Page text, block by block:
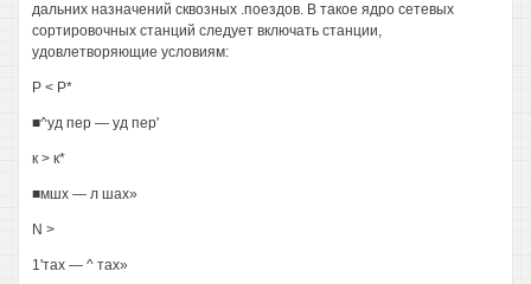
дальних назначений сквозных .поездов. В такое ядро сетевых
сортировочных станций следует включать станции,
удовлетворяющие условиям:
Р < Р*
■^уд пер — уд пер'
к > к*
■мшх — л шах»
N >
1'тах — ^ тах»